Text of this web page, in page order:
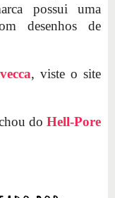
possui uma
desenhos de
, viste o site
do Hell-Pore